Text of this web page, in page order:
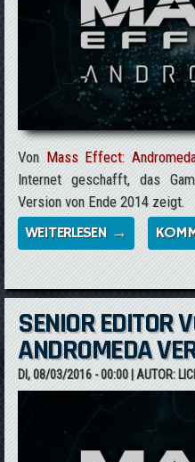
VonMass Effect:
Internet geschafft, das
Version von Ende 2014 zeigt.
WEITERLESEN → ÜBER
EFFECT:
SENIOR EDITOR
ANDROMEDA
DI, 08/03/2016 - 00:00| AUTOR: